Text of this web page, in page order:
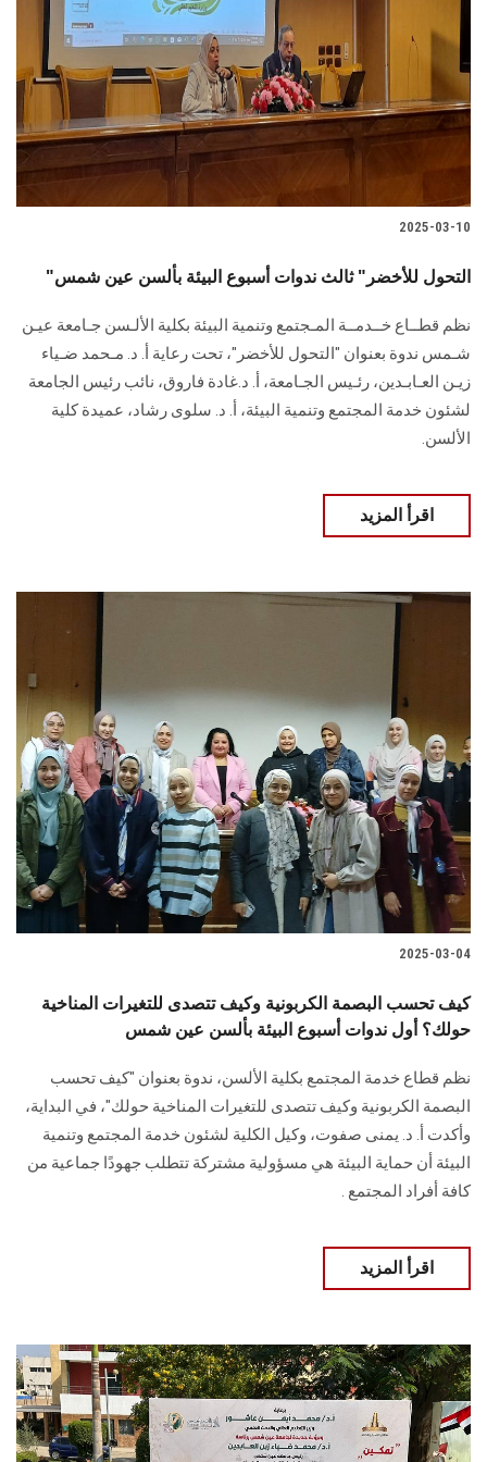
2025-03-10
"التحول للأخضر" ثالث ندوات أسبوع البيئة بألسن عين شمس
نظم قطــاع خــدمــة المـجتمع وتنمية البيئة بكلية الألـسن جـامعة عيـن
شـمس ندوة بعنوان "التحول للأخضر"، تحت رعاية أ. د. مـحمد ضـياء
زيـن العـابـدين، رئـيس الجـامعة، أ. د.غادة فاروق، نائب رئيس الجامعة
لشئون خدمة المجتمع وتنمية البيئة، أ. د. سلوى رشاد، عميدة كلية
الألسن.
اقرأ المزيد
2025-03-04
كيف تحسب البصمة الكربونية وكيف تتصدى للتغيرات المناخية
حولك؟ أول ندوات أسبوع البيئة بألسن عين شمس
نظم قطاع خدمة المجتمع بكلية الألسن، ندوة بعنوان "كيف تحسب
البصمة الكربونية وكيف تتصدى للتغيرات المناخية حولك"، في البداية،
وأكدت أ. د. يمنى صفوت، وكيل الكلية لشئون خدمة المجتمع وتنمية
البيئة أن حماية البيئة هي مسؤولية مشتركة تتطلب جهودًا جماعية من
كافة أفراد المجتمع .
اقرأ المزيد